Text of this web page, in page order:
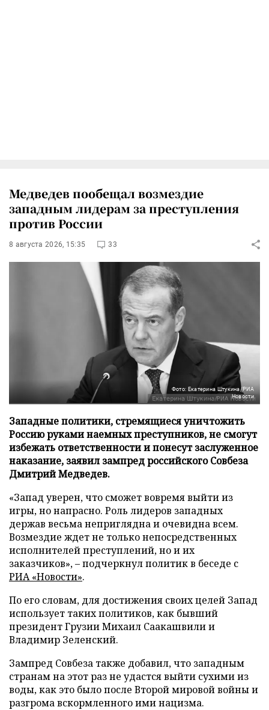
Медведев пообещал возмездие
западным лидерам за преступления
против России
8 августа 2026, 15:35 33
Фото: Екатерина Штукина/РИА
Новости
Западные политики, стремящиеся уничтожить
Россию руками наемных преступников, не смогут
избежать ответственности и понесут заслуженное
наказание, заявил зампред российского Совбеза
Дмитрий Медведев.
«Запад уверен, что сможет вовремя выйти из
игры, но напрасно. Роль лидеров западных
держав весьма неприглядна и очевидна всем.
Возмездие ждет не только непосредственных
исполнителей преступлений, но и их
заказчиков», – подчеркнул политик в беседе с
РИА «Новости».
По его словам, для достижения своих целей Запад
использует таких политиков, как бывший
президент Грузии Михаил Саакашвили и
Владимир Зеленский.
Зампред Совбеза также добавил, что западным
странам на этот раз не удастся выйти сухими из
воды, как это было после Второй мировой войны и
разгрома вскормленного ими нацизма.